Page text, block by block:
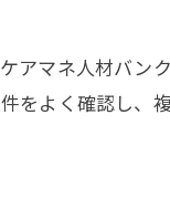
アマネ人材バン
をよく確認し、